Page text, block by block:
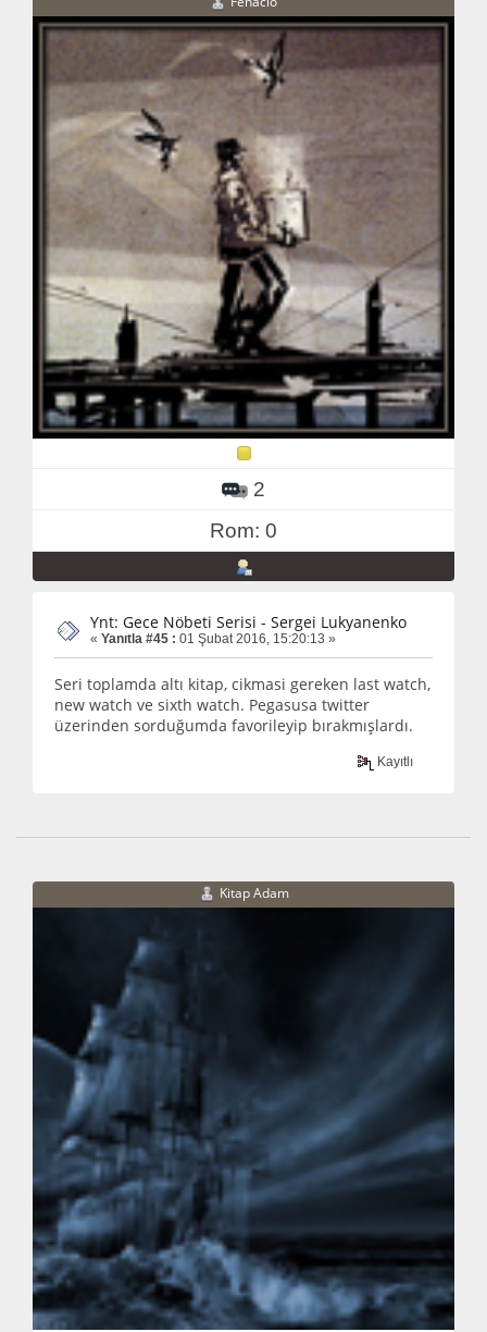
2
Rom: 0
Ynt: Gece Nöbeti Serisi - Sergei Lukyanenko
« Yanıtla #45 : 01 Şubat 2016, 15:20:13 »
Seri toplamda altı kitap, cikmasi gereken last watch,
new watch ve sixth watch. Pegasusa twitter
üzerinden sorduğumda favorileyip bırakmışlardı.
Kayıtlı
Kitap Adam